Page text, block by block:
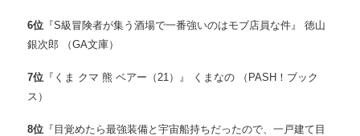
6位 『S級冒険者が集う酒場で一番強いのはモブ店員な件』 徳山
銀次郎 （GA文庫）
7位 『くま クマ 熊 ベアー（21）』 くまなの （PASH！ブック
ス）
8位 『目覚めたら最強装備と宇宙船持ちだったので、一戸建て目